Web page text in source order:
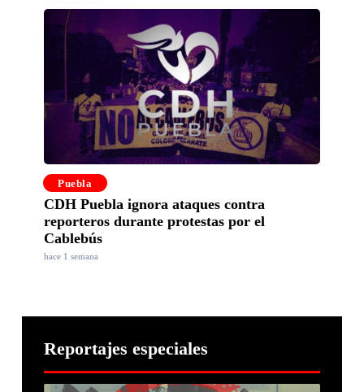
Puebla
CDH Puebla ignora ataques contra
reporteros durante protestas por el
Cablebús
hace 1 semana
Reportajes especiales